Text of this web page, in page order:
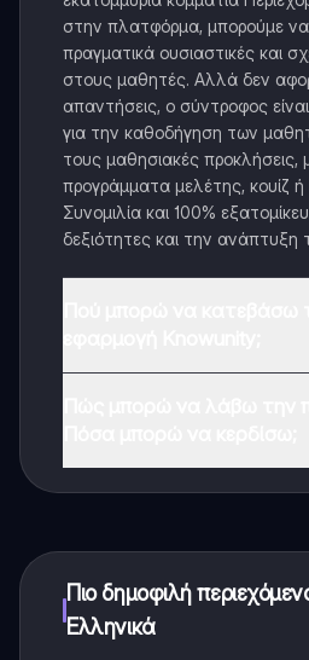
στην πλατφόρμα, μπορούμε
πραγματικά ουσιαστικές και
στους μαθητές. Αλλά δεν
απαντήσεις, ο σύντροφος
για την καθοδήγηση των
τους μαθησιακές προκλήσεις,
προγράμματα μελέτης, κουίζ
Συνομιλία και 100%
δεξιότητες και την
Πιο δημοφιλή
Ελληνικά